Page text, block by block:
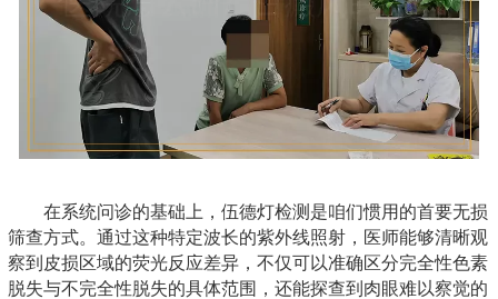
在系统问诊的基础上，伍德灯检测是咱们惯用的首要无损
筛查方式。通过这种特定波长的紫外线照射，医师能够清晰观
察到皮损区域的荧光反应差异，不仅可以准确区分完全性色素
脱失与不完全性脱失的具体范围，还能探查到肉眼难以察觉的